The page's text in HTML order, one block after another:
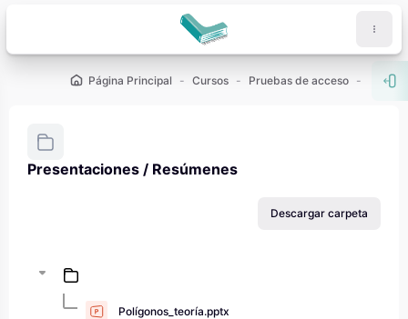
Página Principal Cursos Pruebas de acceso PCE
Presentaciones / Resúmenes
Descargar carpeta
Polígonos_teoría.pptx